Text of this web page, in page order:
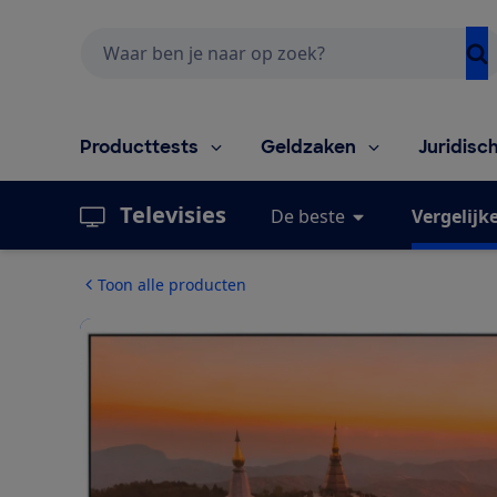
Producttests Geldzaken
Televisies De beste
Toon alle producten